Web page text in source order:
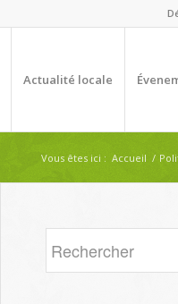
Actualité locale
Vous êtes ici : Accueil /